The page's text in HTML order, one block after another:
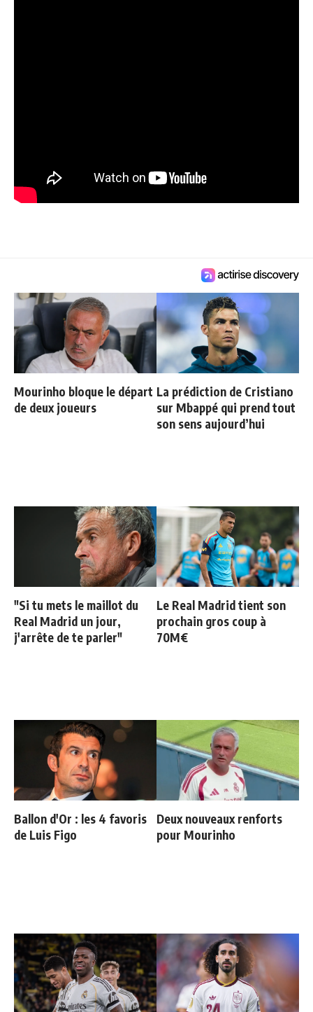
Mourinho bloque le départ
de deux joueurs
La prédiction de Cristiano
sur Mbappé qui prend tout
son sens aujourd’hui
"Si tu mets le maillot du
Real Madrid un jour,
j'arrête de te parler"
Le Real Madrid tient son
prochain gros coup à
70M€
Ballon d'Or : les 4 favoris
de Luis Figo
Deux nouveaux renforts
pour Mourinho